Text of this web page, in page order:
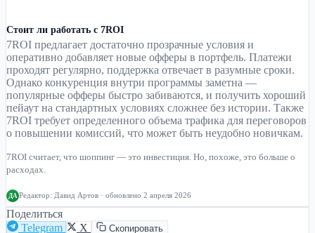
Стоит ли работать с 7ROI
7ROI предлагает достаточно прозрачные условия и
оперативно добавляет новые офферы в портфель. Платежи
проходят регулярно, поддержка отвечает в разумные сроки.
Однако конкуренция внутри программы заметна —
популярные офферы быстро забиваются, и получить хороший
пейаут на стандартных условиях сложнее без истории. Также
7ROI требует определенного объема трафика для переговоров
о повышении комиссий, что может быть неудобно новичкам.
7ROI считает, что шоппинг — это инвестиция. Но, похоже, это больше о
расходах.
ДА Редактор: Давид Артов · обновлено 2 апреля 2026
Поделиться
Telegram
X Скопировать